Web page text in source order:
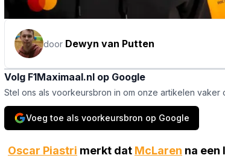
door Dewyn van Putten
Volg F1Maximaal.nl op Google
Stel ons als voorkeursbron in om onze artikelen vaker
Voeg toe als voorkeursbron op Google
Oscar Piastri merkt dat McLaren na een